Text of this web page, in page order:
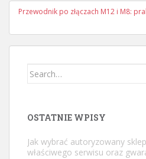
Przewodnik po złączach M12 i M8:
Search
OSTATNIE WPISY
Jak wybrać autoryzowany
właściwego serwisu oraz